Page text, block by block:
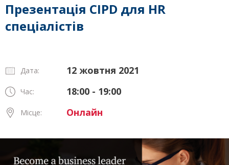
Презентація CIPD для HR
спеціалістів
Дата: 12 жовтня 2021
Час: 18:00 - 19:00
Місце: Онлайн